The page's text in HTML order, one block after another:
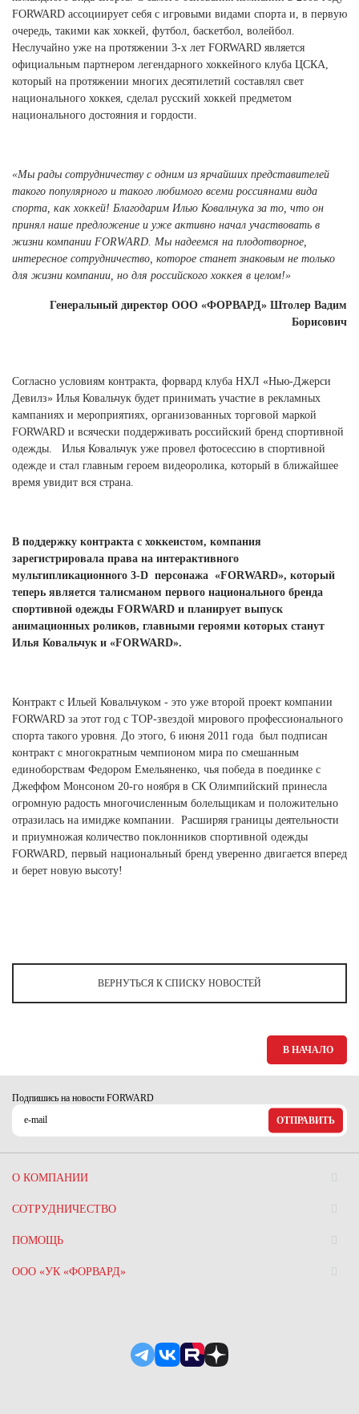
FORWARD ассоциирует себя с игровыми видами спорта и, в первую
очередь, такими как хоккей, футбол, баскетбол, волейбол.
Неслучайно уже на протяжении 3-х лет FORWARD является
официальным партнером легендарного хоккейного клуба ЦСКА,
который на протяжении многих десятилетий составлял свет
национального хоккея, сделал русский хоккей предметом
национального достояния и гордости.
«Мы рады сотрудничеству с одним из ярчайших представителей
такого популярного и такого любимого всеми россиянами вида
спорта, как хоккей! Благодарим Илью Ковальчука за то, что он
принял наше предложение и уже активно начал участвовать в
жизни компании FORWARD. Мы надеемся на плодотворное,
интересное сотрудничество, которое станет знаковым не только
для жизни компании, но для российского хоккея в целом!»
Генеральный директор ООО «ФОРВАРД» Штолер Вадим
Борисович
Согласно условиям контракта, форвард клуба НХЛ «Нью-Джерси
Девилз» Илья Ковальчук будет принимать участие в рекламных
кампаниях и мероприятиях, организованных торговой маркой
FORWARD и всячески поддерживать российский бренд спортивной
одежды. Илья Ковальчук уже провел фотосессию в спортивной
одежде и стал главным героем видеоролика, который в ближайшее
время увидит вся страна.
В поддержку контракта с хоккеистом, компания
зарегистрировала права на интерактивного
мультипликационного 3-D персонажа «FORWARD», который
теперь является талисманом первого национального бренда
спортивной одежды FORWARD и планирует выпуск
анимационных роликов, главными героями которых станут
Илья Ковальчук и «FORWARD».
Контракт с Ильей Ковальчуком - это уже второй проект компании
FORWARD за этот год с TOP-звездой мирового профессионального
спорта такого уровня. До этого, 6 июня 2011 года был подписан
контракт с многократным чемпионом мира по смешанным
единоборствам Федором Емельяненко, чья победа в поединке с
Джеффом Монсоном 20-го ноября в СК Олимпийский принесла
огромную радость многочисленным болельщикам и положительно
отразилась на имидже компании. Расширяя границы деятельности
и приумножая количество поклонников спортивной одежды
FORWARD, первый национальный бренд уверенно двигается вперед
и берет новую высоту!
ВЕРНУТЬСЯ К СПИСКУ НОВОСТЕЙ
В НАЧАЛО
Подпишись на новости FORWARD
ОТПРАВИТЬ
О КОМПАНИИ
СОТРУДНИЧЕСТВО
ПОМОЩЬ
ООО «УК «ФОРВАРД»